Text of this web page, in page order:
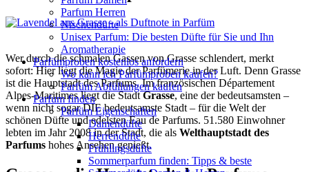
Parfum Herren
Nischendüfte
Unisex Parfum: Die besten Düfte für Sie und Ihn
Aromatherapie
Parfümproben kostenlos anfordern
Wo kann ich Parfümproben kaufen?
Parfüm Abfüllungen kaufen
Parfum finden
Parfüm Eigenschaften
Damendüfte
Herrendüfte
Frühlingsdüfte
Sommerparfum finden: Tipps & beste
Wer durch die schmalen Gassen von Grasse schlendert, merkt
sofort: Hier liegt die Magie der Parfümerie in der Luft. Denn Grasse
ist die Hauptstadt des Parfums. Im französischen Département
Alpes-Maritimes liegt die StadtGrasse, eine der bedeutsamsten –
wenn nicht sogar DIE bedeutsamste Stadt – für die Welt der
schönen Düfte und edelsten Eau de Parfums. 51.580 Einwohner
lebten im Jahr 2008 in der Stadt, die als Welthauptstadt des
Parfums hohes Ansehen genießt.